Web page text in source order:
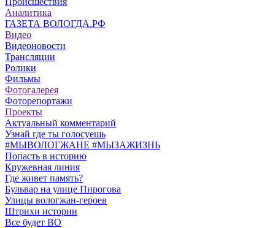
Аналитика
ГАЗЕТА ВОЛОГДА.РФ
Видео
Видеоновости
Трансляции
Ролики
Фильмы
Фотогалерея
Фоторепортажи
Проекты
Актуальный комментарий
Узнай где ты голосуешь
#МЫВОЛОГЖАНЕ #МЫЗАЖИЗНЬ
Попасть в историю
Кружевная линия
Где живет память?
Бульвар на улице Пирогова
Улицы вологжан-героев
Штрихи истории
Все будет ВО